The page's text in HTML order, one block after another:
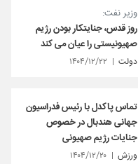
وزیر نفت:
روز قدس، جنایتکار بودن رژیم
صهیونیستی را عیان می کند
دولت ۱۴۰۴/۱۲/۲۲
تماس پاکدل با رئیس فدراسیون
جهانی هندبال در خصوص
جنایات رژیم صهیونی
ورزش ۱۴۰۴/۱۲/۲۰